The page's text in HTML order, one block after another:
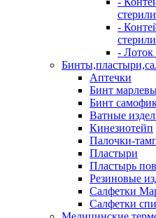
-
- Лоток
Аптечки
Бинт
Бинт
Ватные
Кинезиотейп
Палочки-
Пластыри
Пластырь
Резиновые
Салфетки
Салфетки